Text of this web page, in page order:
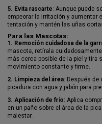
5. Evita rascarte: Aunque puede
empeorar la irritación y aumentar
tentación y mantén las uñas
Para las Mascotas:
1. Remoción cuidadosa de la
mascota, retírala
más cerca posible de la piel y tira
movimiento constante y firme.
2. Limpieza del área: Después de
picadura con agua y jabón para
3. Aplicación de frío: Aplica
en un paño sobre el área de la
malestar.